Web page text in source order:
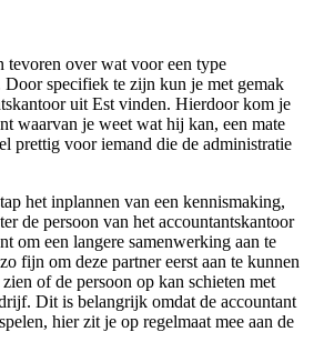
tevoren over wat voor een type
Door specifiek te zijn kun je met gemak
uit Est vinden. Hierdoor kom je
waarvan je weet wat hij kan, een mate
prettig voor iemand die de administratie
het inplannen van een kennismaking,
de persoon van het accountantskantoor
om een langere samenwerking aan te
fijn om deze partner eerst aan te kunnen
of de persoon op kan schieten met
Dit is belangrijk omdat de accountant
hier zit je op regelmaat mee aan de